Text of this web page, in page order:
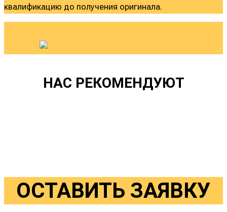
квалификацию до получения оригинала.
НАС РЕКОМЕНДУЮТ
ОСТАВИТЬ ЗАЯВКУ